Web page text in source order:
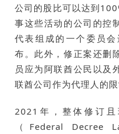
公司的股比可以达到
事这些活动的公司的控
代表组成的一个委员
布。此外，修正案还删
员应为阿联酋公民以及
联酋公司作为代理人的限
2021年，整体修订且
（Federal